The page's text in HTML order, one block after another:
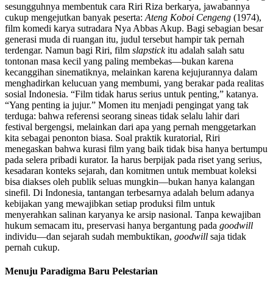
sesungguhnya membentuk cara Riri Riza berkarya, jawabannya
cukup mengejutkan banyak peserta: Ateng Koboi Cengeng (1974),
film komedi karya sutradara Nya Abbas Akup. Bagi sebagian besar
generasi muda di ruangan itu, judul tersebut hampir tak pernah
terdengar. Namun bagi Riri, film slapstickitu adalah salah satu
tontonan masa kecil yang paling membekas—bukan karena
kecanggihan sinematiknya, melainkan karena kejujurannya dalam
menghadirkan kelucuan yang membumi, yang berakar pada realitas
sosial Indonesia. “Film tidak harus serius untuk penting,” katanya.
“Yang penting ia jujur.” Momen itu menjadi pengingat yang tak
terduga: bahwa referensi seorang sineas tidak selalu lahir dari
festival bergengsi, melainkan dari apa yang pernah menggetarkan
kita sebagai penonton biasa. Soal praktik kuratorial, Riri
menegaskan bahwa kurasi film yang baik tidak bisa hanya bertumpu
pada selera pribadi kurator. Ia harus berpijak pada riset yang serius,
kesadaran konteks sejarah, dan komitmen untuk membuat koleksi
bisa diakses oleh publik seluas mungkin—bukan hanya kalangan
sinefil. Di Indonesia, tantangan terbesarnya adalah belum adanya
kebijakan yang mewajibkan setiap produksi film untuk
menyerahkan salinan karyanya ke arsip nasional. Tanpa kewajiban
hukum semacam itu, preservasi hanya bergantung pada goodwill
individu—dan sejarah sudah membuktikan, goodwill saja tidak
pernah cukup.
Menuju Paradigma Baru Pelestarian